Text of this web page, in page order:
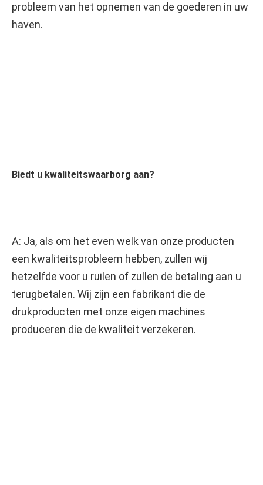
probleem van het opnemen van de goederen in uw
haven.
Biedt u kwaliteitswaarborg aan?
A: Ja, als om het even welk van onze producten
een kwaliteitsprobleem hebben, zullen wij
hetzelfde voor u ruilen of zullen de betaling aan u
terugbetalen. Wij zijn een fabrikant die de
drukproducten met onze eigen machines
produceren die de kwaliteit verzekeren.